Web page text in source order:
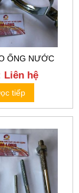
ỐNG NƯỚC
Liên hệ
tiếp